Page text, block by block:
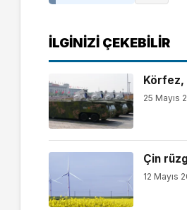
İLGINIZI ÇEKEBILIR
Körfez,
25 Mayıs
Çin
12 Mayıs